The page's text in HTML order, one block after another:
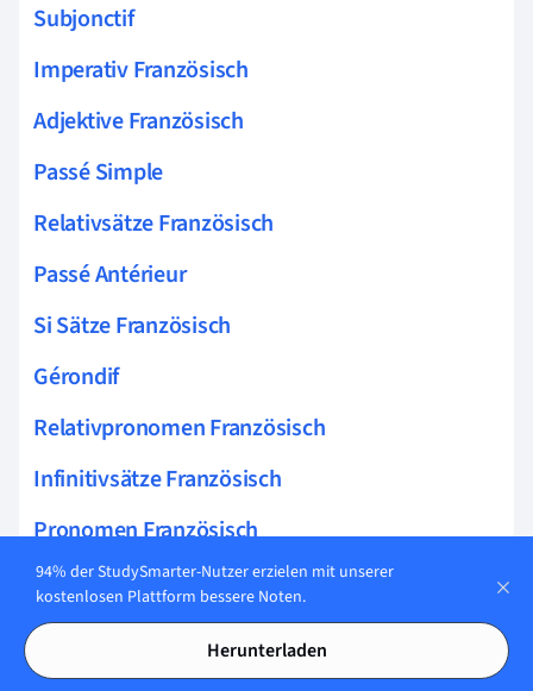
Subjonctif
Imperativ Französisch
Adjektive Französisch
Passé Simple
Relativsätze Französisch
Passé Antérieur
Si Sätze Französisch
Gérondif
Relativpronomen Französisch
Infinitivsätze Französisch
Pronomen Französisch
Unregelmäßige Verben Französisch
laissez faire
Adverbien Französisch
94% der StudySmarter-Nutzer erzielen mit unserer
kostenlosen Plattform bessere Noten.
Herunterladen